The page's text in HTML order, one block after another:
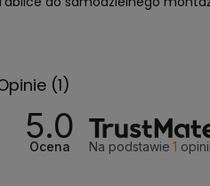
(1)
5.0
Ocena Na podstawie 1 opinii